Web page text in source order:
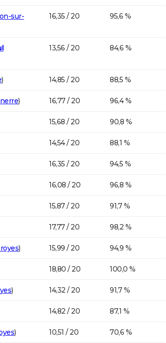
sur-
16,35 / 20 95,6 %
13,56 / 20 84,6 %
) 14,85 / 20 88,5 %
) 16,77 / 20 96,4 %
15,68 / 20 90,8 %
14,54 / 20 88,1 %
16,35 / 20 94,5 %
16,08 / 20 96,8 %
15,87 / 20 91,7 %
17,77 / 20 98,2 %
) 15,99 / 20 94,9 %
18,80 / 20 100,0 %
) 14,32 / 20 91,7 %
14,82 / 20 87,1 %
) 10,51 / 20 70,6 %